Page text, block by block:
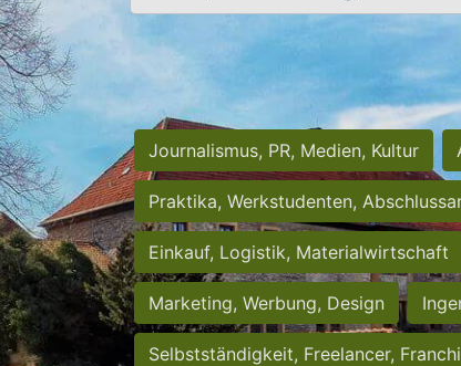
Journalismus, PR, Medien, Kultur
Praktika, Werkstudenten,
Einkauf, Logistik, Materialwirtschaft
Marketing, Werbung, Design
Selbstständigkeit, Freelancer,